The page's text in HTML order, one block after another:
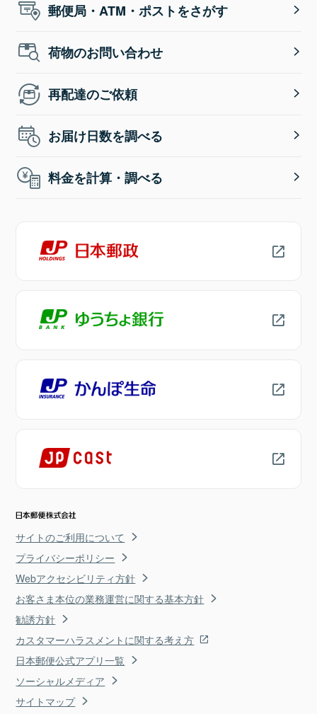
郵便局・ATM・ポストをさがす
荷物のお問い合わせ
再配達のご依頼
お届け日数を調べる
料金を計算・調べる
サイトのご利用について
プライバシーポリシー
Webアクセシビリティ方針
お客さま本位の業務運営に関する基本方針
勧誘方針
カスタマーハラスメントに関する考え方
日本郵便公式アプリ一覧
ソーシャルメディア
サイトマップ